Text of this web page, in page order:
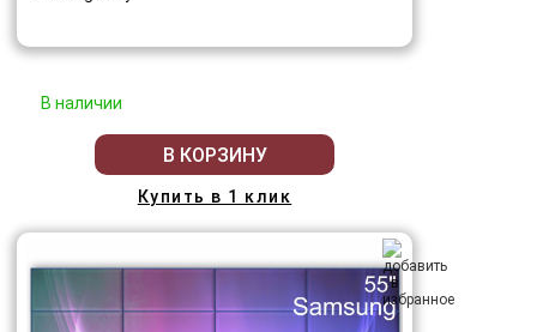
В наличии
В КОРЗИНУ
Купить в 1 клик